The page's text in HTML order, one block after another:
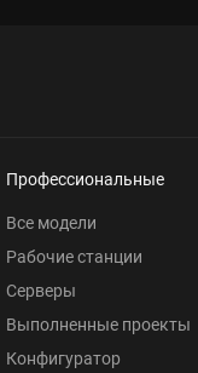
Профессиональные
Все модели
Рабочие станции
Серверы
Выполненные проекты
Конфигуратор